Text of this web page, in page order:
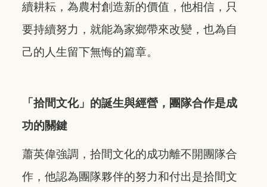
續耕耘，為農村創造新的價值，他相信，只
要持續努力，就能為家鄉帶來改變，也為自
己的人生留下無悔的篇章。
「拾間文化」的誕生與經營，團隊合作是成
功的關鍵
蕭英偉強調，拾間文化的成功離不開團隊合
作，他認為團隊夥伴的努力和付出是拾間文